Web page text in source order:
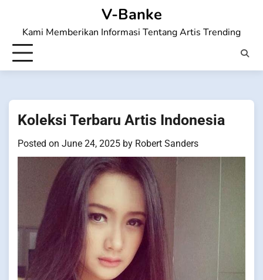
content
V-Banke
Kami Memberikan Informasi Tentang Artis Trending
Koleksi Terbaru Artis Indonesia
Posted on June 24, 2025 by Robert Sanders